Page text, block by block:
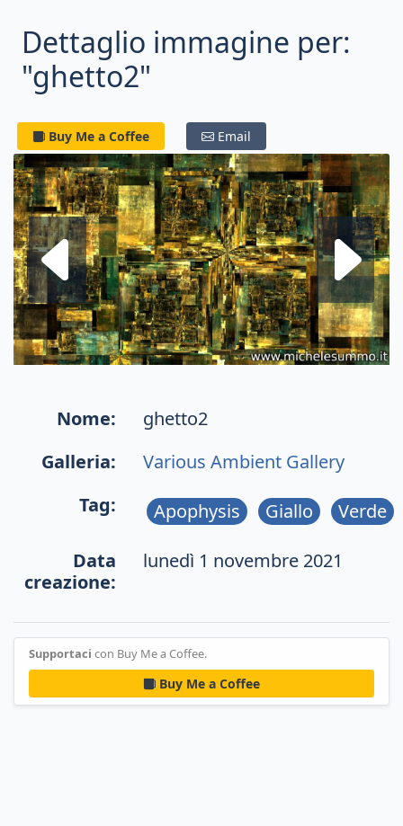
Dettaglio immagine per:
"ghetto2"
Buy Me a Coffee Email
Frattale
Nome:
ghetto2
Galleria:
Various Ambient Gallery
Tag:
Apophysis Giallo Verde
Data
creazione:
lunedì 1 novembre 2021
Supportaci con Buy Me a Coffee.
Buy Me a Coffee